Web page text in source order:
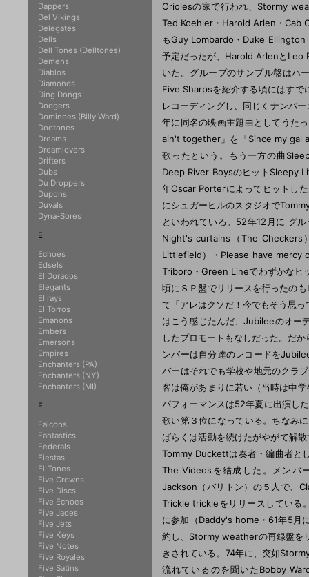
Oriolesの家で行われ、Stormy
Ted Koehler・Harold Arlen・Cab
もGuy Lombardo・Duke Ellington
予定だったが、Harold ArlenとLeo
いた。グループのサンプル盤はハ
Five Sharpsを紹介する頃にはす
レコーディングし、同じくナンバ
年に同名の映画主題曲としてうた
ain't together」を「Since my gal
歌ったという。もう一方の曲
Deep River BoysのヒットSleepy
年Oscar Porterによってヒットし
にシュガーヒルのスタジオで
といわれている。52年12月に グ
Night's curtains（The Checkers
Littlefield）・Please have mercy
Triboro・Green Lineでわずかなヒ
頃にＳＰ盤でリリースを行ったの
て「アレはクソだ！今でもそう思
はこう感じたんだ、Jubileeのオー
したプロモートもなしだった。だ
ンバーは自分達のレコードを
バーはそれでも学校や地元のクラ
客は俺があまりに若い（当時は中
パフォーマンスは52年夏に出演し
歌い第３位になっている。ちなみ
ばらくは活動を続けたがやがて解
Tommy Duckettは奏者・編曲者と
The Videosを結成した。メンバ
Jackson（バリトン）の５人で、
Trickle trickleをリリースしている
に参加（Daddy's home・61年5月
約し、Stormy weatherの再録盤を
きされている。74年に、突如
流れているのを聞いたBobby
Dappers
Del Vikings
Delegates
Dells
Dell Tones (Delltones)
Demens
Diablos
Diamonds
Ding Dongs
Dodgers
Dominoes (Billy Ward)
Dootones
Dreams
Dreamlovers
Drifters
Dubs
Du Droppers
Dupons
Duvals
Dyna-Sores
E
Echoes
Edsels
El Dorados
Elegants
El rays
El Torros
Emanons
Embers
Emersons
Empires
Enchanters (PA)
Enchanters (NY)
Enchanters (MI)
F
Falcons
Fantastics
Federals
Fiestas
Fi-Tones
Five Crowns
Five Discs
Five Echoes
Five Jades
Five Jets
Five Keys
Five Notes
Five Royales
Five Satins